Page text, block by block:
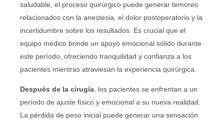
saludable, el proceso quirúrgico puede generar temores
relacionados con la anestesia, el dolor postoperatorio y la
incertidumbre sobre los resultados. Es crucial que el
equipo médico brinde un apoyo emocional sólido durante
este período, ofreciendo tranquilidad y confianza a los
pacientes mientras atraviesan la experiencia quirúrgica.
Después de la cirugía , los pacientes se enfrentan a un
período de ajuste físico y emocional a su nueva realidad.
La pérdida de peso inicial puede generar una sensación